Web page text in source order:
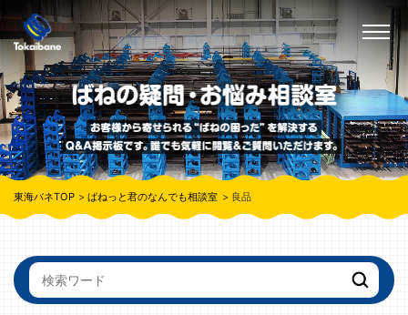
東海バネTOP ばねっと君のなんでも相談室 良品